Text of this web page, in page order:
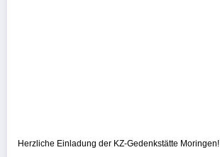
Herzliche Einladung der KZ-Gedenkstätte Moringen!